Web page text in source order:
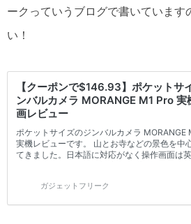
ークっていうブログで書いています
い！